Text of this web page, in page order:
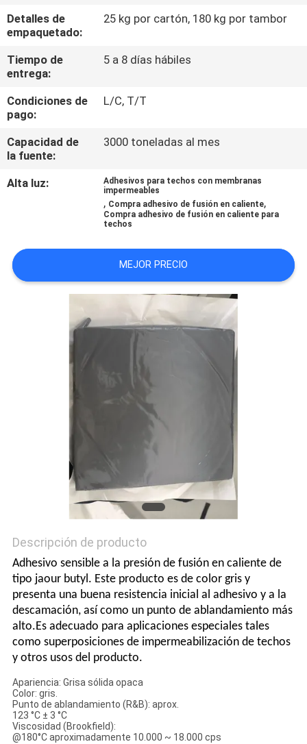
CONTROL
DE
CALIDAD
CONTACTA
CON
NOSOTROS
CASOS
SOLICITAR
UNA CITA
PRIVACIDAD
Detalles de
empaquetado:
25 kg por cartón, 180 kg por tambor
Tiempo de
entrega:
5 a 8 días hábiles
Condiciones de
pago:
L/C, T/T
Capacidad de
la fuente:
3000 toneladas al mes
Alta luz:
Adhesivos para techos con membranas
impermeables
, Compra adhesivo de fusión en caliente,
Compra adhesivo de fusión en caliente para
techos
MEJOR PRECIO
Descripción de producto
Adhesivo sensible a la presión de fusión en caliente de
tipo jaour butyl. Este producto es de color gris y
presenta una buena resistencia inicial al adhesivo y a la
descamación, así como un punto de ablandamiento más
alto.Es adecuado para aplicaciones especiales tales
como superposiciones de impermeabilización de techos
y otros usos del producto.
Apariencia: Grisa sólida opaca
Color: gris.
Punto de ablandamiento (R&B): aprox.
123 °C ± 3 °C
Viscosidad (Brookfield):
@180°C aproximadamente 10.000 ~ 18.000 cps